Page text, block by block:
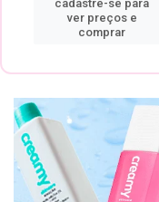
cadastre-se para
ver preços e
comprar